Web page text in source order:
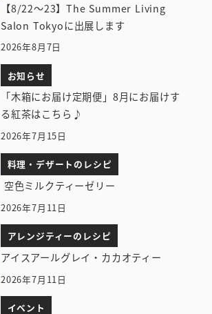
【8/22～23】The Summer Living
Salon Tokyoに出展します
2026年8月7日
お知らせ
「木箱にお届け定期便」8月にお届けす
る紅茶はこちら♪
2026年7月15日
料理・デザートのレシピ
空色ミルクティーゼリー
2026年7月11日
アレンジティーのレシピ
アイスアールグレイ・カカオティー
2026年7月11日
イベント